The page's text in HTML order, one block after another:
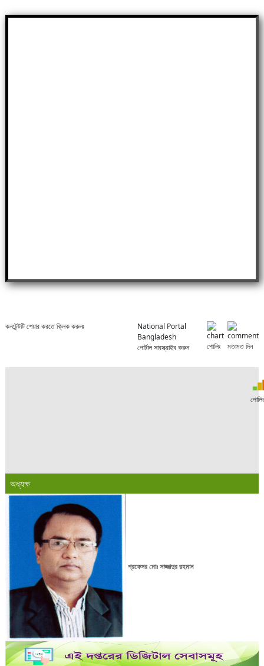
কনটেন্টটি শেয়ার করতে ক্লিক করুনঃ
National Portal
Bangladesh
পোর্টাল সাবস্ক্রাইব করুন
পোলিং মতামত দিন
অধ্যক্ষ
প্রফেসর মোঃ সাজ্জাদুর রহমান
পোলিং